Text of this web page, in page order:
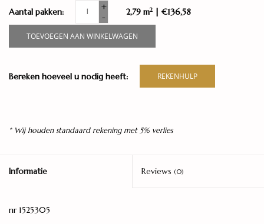
Aantal pakken:
+
-
2,79 m2 | €136,58
TOEVOEGEN AAN WINKELWAGEN
Bereken hoeveel u nodig heeft: REKENHULP
* Wij houden standaard rekening met 5% verlies
Informatie Reviews (0)
nr 1525305